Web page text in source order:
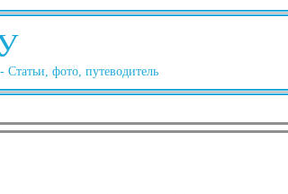
фото, путеводитель